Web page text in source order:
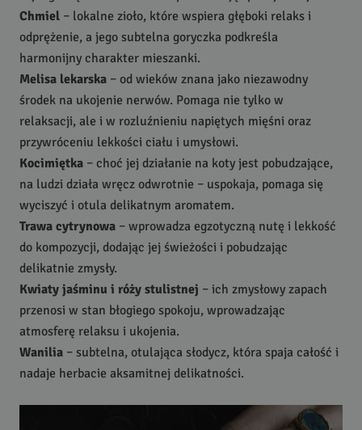
Chmiel – lokalne zioło, które wspiera głęboki relaks i
odprężenie, a jego subtelna goryczka podkreśla
harmonijny charakter mieszanki.
Melisa lekarska – od wieków znana jako niezawodny
środek na ukojenie nerwów. Pomaga nie tylko w
relaksacji, ale i w rozluźnieniu napiętych mięśni oraz
przywróceniu lekkości ciału i umysłowi.
Kocimiętka – choć jej działanie na koty jest pobudzające,
na ludzi działa wręcz odwrotnie – uspokaja, pomaga się
wyciszyć i otula delikatnym aromatem.
Trawa cytrynowa – wprowadza egzotyczną nutę i lekkość
do kompozycji, dodając jej świeżości i pobudzając
delikatnie zmysły.
Kwiaty jaśminu i róży stulistnej – ich zmysłowy zapach
przenosi w stan błogiego spokoju, wprowadzając
atmosferę relaksu i ukojenia.
Wanilia – subtelna, otulająca słodycz, która spaja całość i
nadaje herbacie aksamitnej delikatności.